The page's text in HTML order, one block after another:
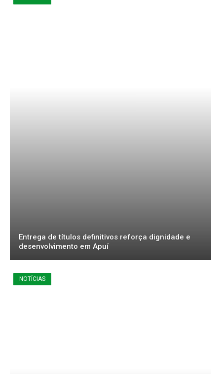
Entrega de títulos definitivos reforça dignidade e
desenvolvimento em Apuí
NOTÍCIAS